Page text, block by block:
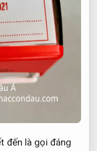
đến là gọi đáng